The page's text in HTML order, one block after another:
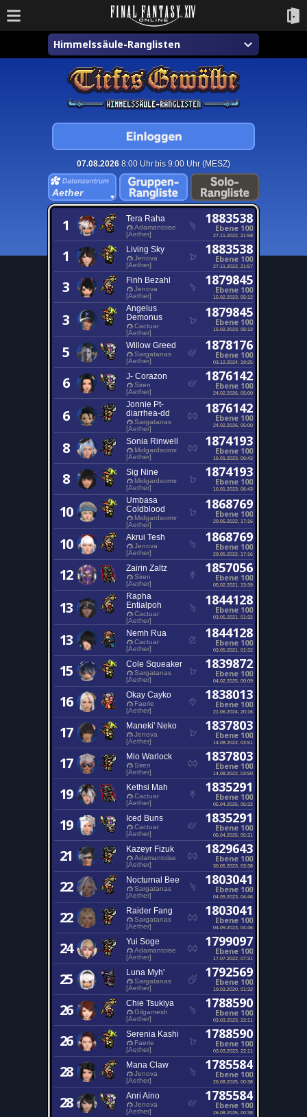
Himmelssäule-Ranglisten
07.08.20268:00 Uhr bis 9:00 Uhr (MESZ)
Aether
1 Tera Raha
Adamantoise
[Aether]
1883538
Ebene 100
27.11.2022, 21:58
1 Living Sky
Jenova
[Aether]
1883538
Ebene 100
27.11.2022, 21:57
3 Finh Bezahl
Jenova
[Aether]
1879845
Ebene 100
15.02.2023, 05:12
3
Angelus
Demonus
Cactuar
[Aether]
1879845
Ebene 100
15.02.2023, 05:12
5 Willow Greed
Sargatanas
[Aether]
1878176
Ebene 100
03.12.2024, 19:25
6 J- Corazon
Siren
[Aether]
1876142
Ebene 100
24.02.2026, 05:00
6
Jonnie Pt-
diarrhea-dd
Sargatanas
[Aether]
1876142
Ebene 100
24.02.2026, 05:00
8 Sonia Rinwell
Midgardsormr
[Aether]
1874193
Ebene 100
16.01.2023, 06:43
8 Sig Nine
Midgardsormr
[Aether]
1874193
Ebene 100
16.01.2023, 06:43
10
Umbasa
Coldblood
Midgardsormr
[Aether]
1868769
Ebene 100
29.05.2022, 17:16
10 Akrui Tesh
Jenova
[Aether]
1868769
Ebene 100
29.05.2022, 17:16
12 Zairin Zaltz
Siren
[Aether]
1857056
Ebene 100
05.02.2021, 13:39
13
Rapha
Entialpoh
Cactuar
[Aether]
1844128
Ebene 100
03.05.2021, 01:32
13 Nemh Rua
Cactuar
[Aether]
1844128
Ebene 100
03.05.2021, 01:32
15 Cole Squeaker
Sargatanas
[Aether]
1839872
Ebene 100
04.02.2025, 00:09
16 Okay Cayko
Faerie
[Aether]
1838013
Ebene 100
21.06.2024, 20:16
17 Maneki' Neko
Jenova
[Aether]
1837803
Ebene 100
14.08.2022, 03:51
17 Mio Warlock
Siren
[Aether]
1837803
Ebene 100
14.08.2022, 03:50
19 Kethsi Mah
Cactuar
[Aether]
1835291
Ebene 100
05.04.2025, 05:32
19 Iced Buns
Cactuar
[Aether]
1835291
Ebene 100
05.04.2025, 05:31
21 Kazeyr Fizuk
Adamantoise
[Aether]
1829643
Ebene 100
30.05.2023, 03:38
22 Nocturnal Bee
Sargatanas
[Aether]
1803041
Ebene 100
04.09.2023, 04:46
22 Raider Fang
Sargatanas
[Aether]
1803041
Ebene 100
04.09.2023, 04:46
24 Yui Soge
Adamantoise
[Aether]
1799097
Ebene 100
17.07.2022, 07:31
25 Luna Myh'
Sargatanas
[Aether]
1792569
Ebene 100
19.03.2020, 01:32
26 Chie Tsukiya
Gilgamesh
[Aether]
1788590
Ebene 100
03.03.2023, 22:11
26 Serenia Kashi
Faerie
[Aether]
1788590
Ebene 100
03.03.2023, 22:11
28 Mana Claw
Jenova
[Aether]
1785584
Ebene 100
26.08.2025, 00:38
28 Anri Aino
Jenova
[Aether]
1785584
Ebene 100
26.08.2025, 00:38